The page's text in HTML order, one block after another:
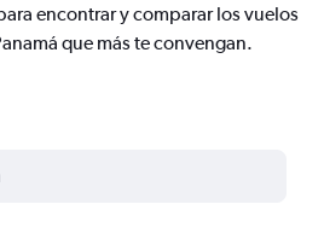
encontrar y comparar los vuelos
que más te convengan.